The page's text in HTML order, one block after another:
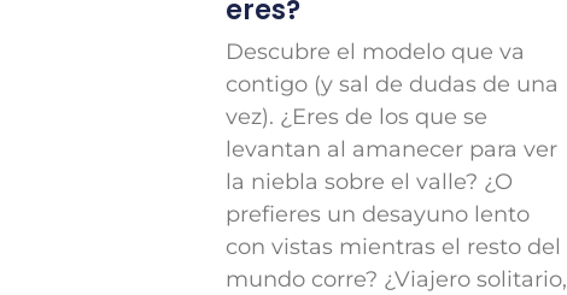
eres?
Descubre el modelo que va
contigo (y sal de dudas de una
vez). ¿Eres de los que se
levantan al amanecer para ver
la niebla sobre el valle? ¿O
prefieres un desayuno lento
con vistas mientras el resto del
mundo corre? ¿Viajero solitario,